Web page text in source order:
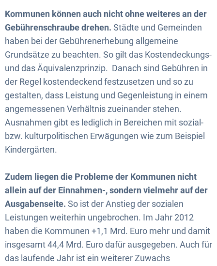
Kommunen können auch nicht ohne weiteres an der
Gebührenschraube drehen. Städte und Gemeinden
haben bei der Gebührenerhebung allgemeine
Grundsätze zu beachten. So gilt das Kostendeckungs-
und das Äquivalenzprinzip. Danach sind Gebühren in
der Regel kostendeckend festzusetzen und so zu
gestalten, dass Leistung und Gegenleistung in einem
angemessenen Verhältnis zueinander stehen.
Ausnahmen gibt es lediglich in Bereichen mit sozial-
bzw. kulturpolitischen Erwägungen wie zum Beispiel
Kindergärten.
Zudem liegen die Probleme der Kommunen nicht
allein auf der Einnahmen-, sondern vielmehr auf der
Ausgabenseite. So ist der Anstieg der sozialen
Leistungen weiterhin ungebrochen. Im Jahr 2012
haben die Kommunen +1,1 Mrd. Euro mehr und damit
insgesamt 44,4 Mrd. Euro dafür ausgegeben. Auch für
das laufende Jahr ist ein weiterer Zuwachs